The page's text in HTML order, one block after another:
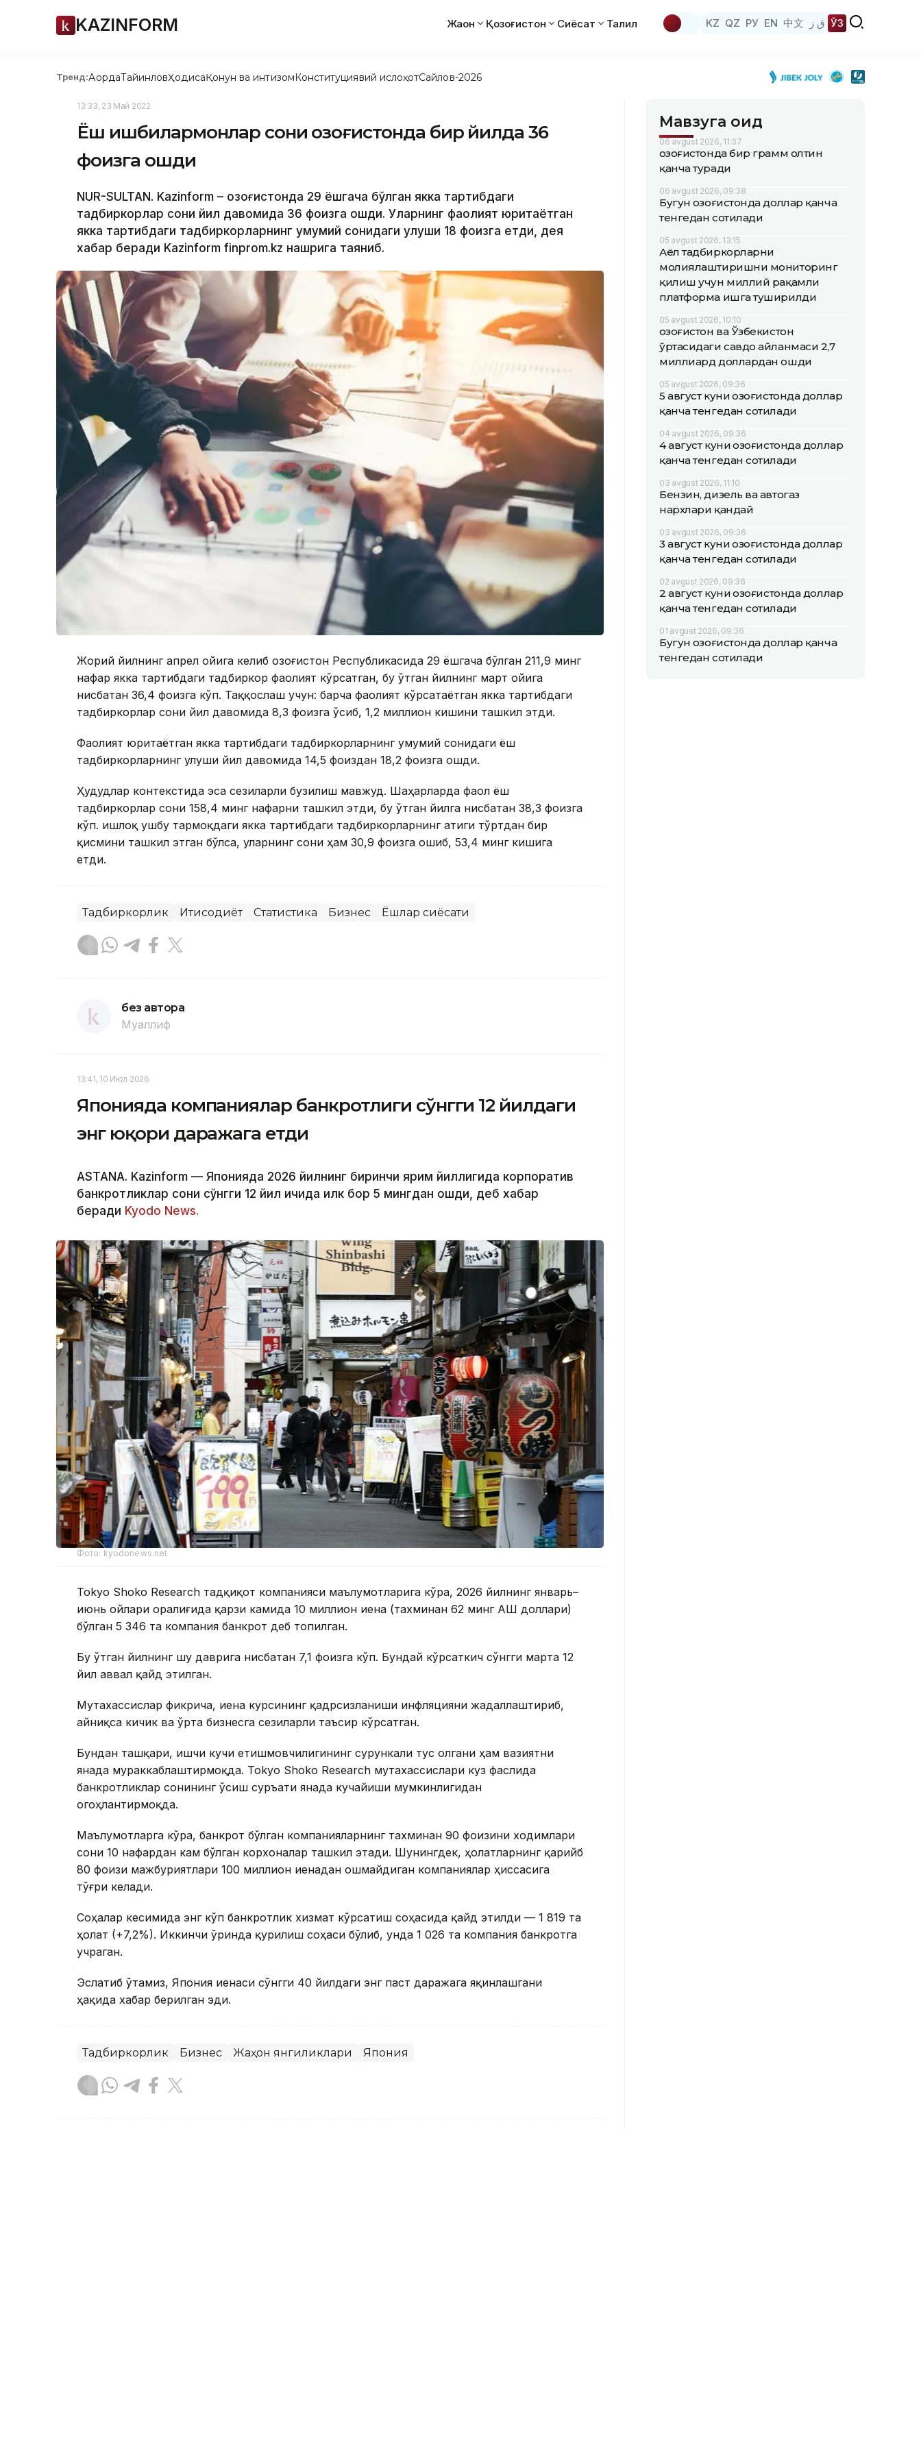
KAZINFORM Жаҳон Қозоғистон Сиёсат Таҳлил KZ QZ РУ EN 中文 ق ز ЎЗ
Тренд:АқордаТайинловҲодисаҚонун ва интизомКонституциявий ислоҳотСайлов-2026
13:33, 23 Май 2022
Ёш ишбилармонлар сони Қозоғистонда бир йилда 36
фоизга ошди
NUR-SULTAN. Kazinform – Қозоғистонда 29 ёшгача бўлган якка тартибдаги
тадбиркорлар сони йил давомида 36 фоизга ошди. Уларнинг фаолият юритаётган
якка тартибдаги тадбиркорларнинг умумий сонидаги улуши 18 фоизга етди, дея
хабар беради Kazinform finprom.kz нашрига таяниб.
Жорий йилнинг апрел ойига келиб Қозоғистон Республикасида 29 ёшгача бўлган 211,9 минг
нафар якка тартибдаги тадбиркор фаолият кўрсатган, бу ўтган йилнинг март ойига
нисбатан 36,4 фоизга кўп. Таққослаш учун: барча фаолият кўрсатаётган якка тартибдаги
тадбиркорлар сони йил давомида 8,3 фоизга ўсиб, 1,2 миллион кишини ташкил этди.
Фаолият юритаётган якка тартибдаги тадбиркорларнинг умумий сонидаги ёш
тадбиркорларнинг улуши йил давомида 14,5 фоиздан 18,2 фоизга ошди.
Ҳудудлар контекстида эса сезиларли бузилиш мавжуд. Шаҳарларда фаол ёш
тадбиркорлар сони 158,4 минг нафарни ташкил этди, бу ўтган йилга нисбатан 38,3 фоизга
кўп. Қишлоқ ушбу тармоқдаги якка тартибдаги тадбиркорларнинг атиги тўртдан бир
қисмини ташкил этган бўлса, уларнинг сони ҳам 30,9 фоизга ошиб, 53,4 минг кишига
етди.
Тадбиркорлик Иқтисодиёт Статистика Бизнес Ёшлар сиёсати
без автора
Муаллиф
13:41, 10 Июл 2026
Японияда компаниялар банкротлиги сўнгги 12 йилдаги
энг юқори даражага етди
ASTANA. Kazinform — Японияда 2026 йилнинг биринчи ярим йиллигида корпоратив
банкротликлар сони сўнгги 12 йил ичида илк бор 5 мингдан ошди, деб хабар
беради Kyodo News.
Фото: kyodonews.net
Tokyo Shoko Research тадқиқот компанияси маълумотларига кўра, 2026 йилнинг январь–
июнь ойлари оралиғида қарзи камида 10 миллион иена (тахминан 62 минг АҚШ доллари)
бўлган 5 346 та компания банкрот деб топилган.
Бу ўтган йилнинг шу даврига нисбатан 7,1 фоизга кўп. Бундай кўрсаткич сўнгги марта 12
йил аввал қайд этилган.
Мутахассислар фикрича, иена курсининг қадрсизланиши инфляцияни жадаллаштириб,
айниқса кичик ва ўрта бизнесга сезиларли таъсир кўрсатган.
Бундан ташқари, ишчи кучи етишмовчилигининг сурункали тус олгани ҳам вазиятни
янада мураккаблаштирмоқда. Tokyo Shoko Research мутахассислари куз фаслида
банкротликлар сонининг ўсиш суръати янада кучайиши мумкинлигидан
огоҳлантирмоқда.
Маълумотларга кўра, банкрот бўлган компанияларнинг тахминан 90 фоизини ходимлари
сони 10 нафардан кам бўлган корхоналар ташкил этади. Шунингдек, ҳолатларнинг қарийб
80 фоизи мажбуриятлари 100 миллион иенадан ошмайдиган компаниялар ҳиссасига
тўғри келади.
Соҳалар кесимида энг кўп банкротлик хизмат кўрсатиш соҳасида қайд этилди — 1 819 та
ҳолат (+7,2%). Иккинчи ўринда қурилиш соҳаси бўлиб, унда 1 026 та компания банкротга
учраган.
Эслатиб ўтамиз, Япония иенаси сўнгги 40 йилдаги энг паст даражага яқинлашгани
ҳақида хабар берилган эди.
Тадбиркорлик Бизнес Жаҳон янгиликлари Япония
Мавзуга оид
06 avgust 2026, 11:37
Қозоғистонда бир грамм олтин
қанча туради
06 avgust 2026, 09:38
Бугун Қозоғистонда доллар қанча
тенгедан сотилади
05 avgust 2026, 13:15
Аёл тадбиркорларни
молиялаштиришни мониторинг
қилиш учун миллий рақамли
платформа ишга туширилди
05 avgust 2026, 10:10
Қозоғистон ва Ўзбекистон
ўртасидаги савдо айланмаси 2,7
миллиард доллардан ошди
05 avgust 2026, 09:36
5 август куни Қозоғистонда доллар
қанча тенгедан сотилади
04 avgust 2026, 09:36
4 август куни Қозоғистонда доллар
қанча тенгедан сотилади
03 avgust 2026, 11:10
Бензин, дизель ва автогаз
нархлари қандай
03 avgust 2026, 09:36
3 август куни Қозоғистонда доллар
қанча тенгедан сотилади
02 avgust 2026, 09:36
2 август куни Қозоғистонда доллар
қанча тенгедан сотилади
01 avgust 2026, 09:36
Бугун Қозоғистонда доллар қанча
тенгедан сотилади